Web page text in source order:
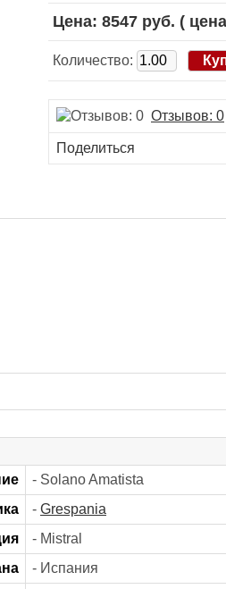
Цена: 8547 руб. (
Количество:
Отзывов: 0
Поделиться
- Solano Amatista
- Grespania
- Mistral
- Испания